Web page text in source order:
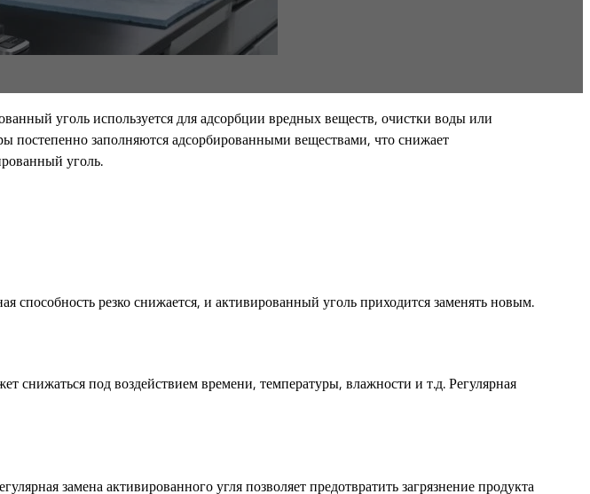
уголь используется для адсорбции вредных веществ, очистки воды или
постепенно заполняются адсорбированными веществами, что снижает
уголь.
резко снижается, и активированный уголь приходится заменять новым.
под воздействием времени, температуры, влажности и т.д. Регулярная
замена активированного угля позволяет предотвратить загрязнение продукта